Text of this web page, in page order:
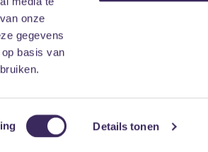
onze
gegevens
basis van
Details tonen